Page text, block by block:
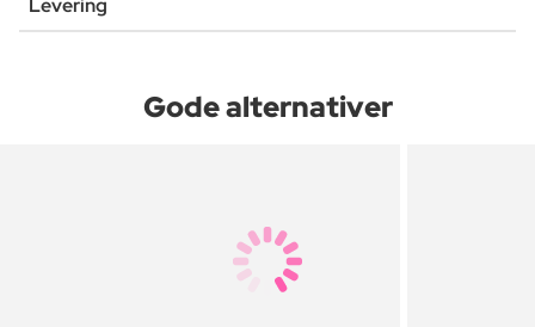
Levering
Gode alternativer